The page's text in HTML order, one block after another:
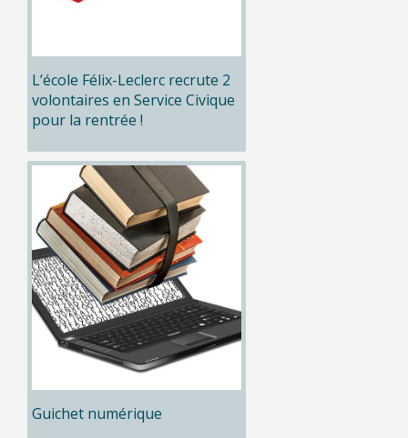
L’école Félix-Leclerc recrute 2
volontaires en Service Civique
pour la rentrée !
Guichet numérique